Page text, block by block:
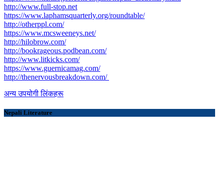
​http://www.full-stop.net
https://www.laphamsquarterly.org/roundtable/
http://otherppl.com/
https://www.mcsweeneys.net/
http://hilobrow.com/
http://bookrageous.podbean.com/
http://www.litkicks.com/
https://www.guernicamag.com/
http://thenervousbreakdown.com/
अन्य उपयोगी लिंकहरू
Nepali Literature